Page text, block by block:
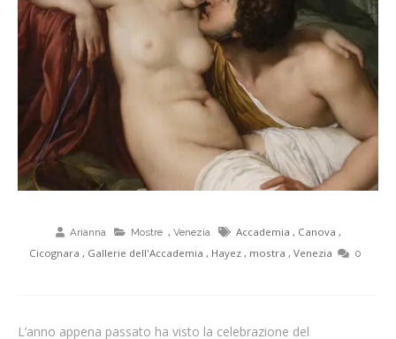
Arianna Mostre , Venezia Accademia , Canova ,
Cicognara , Gallerie dell'Accademia , Hayez , mostra , Venezia 0
L’anno appena passato ha visto la celebrazione del